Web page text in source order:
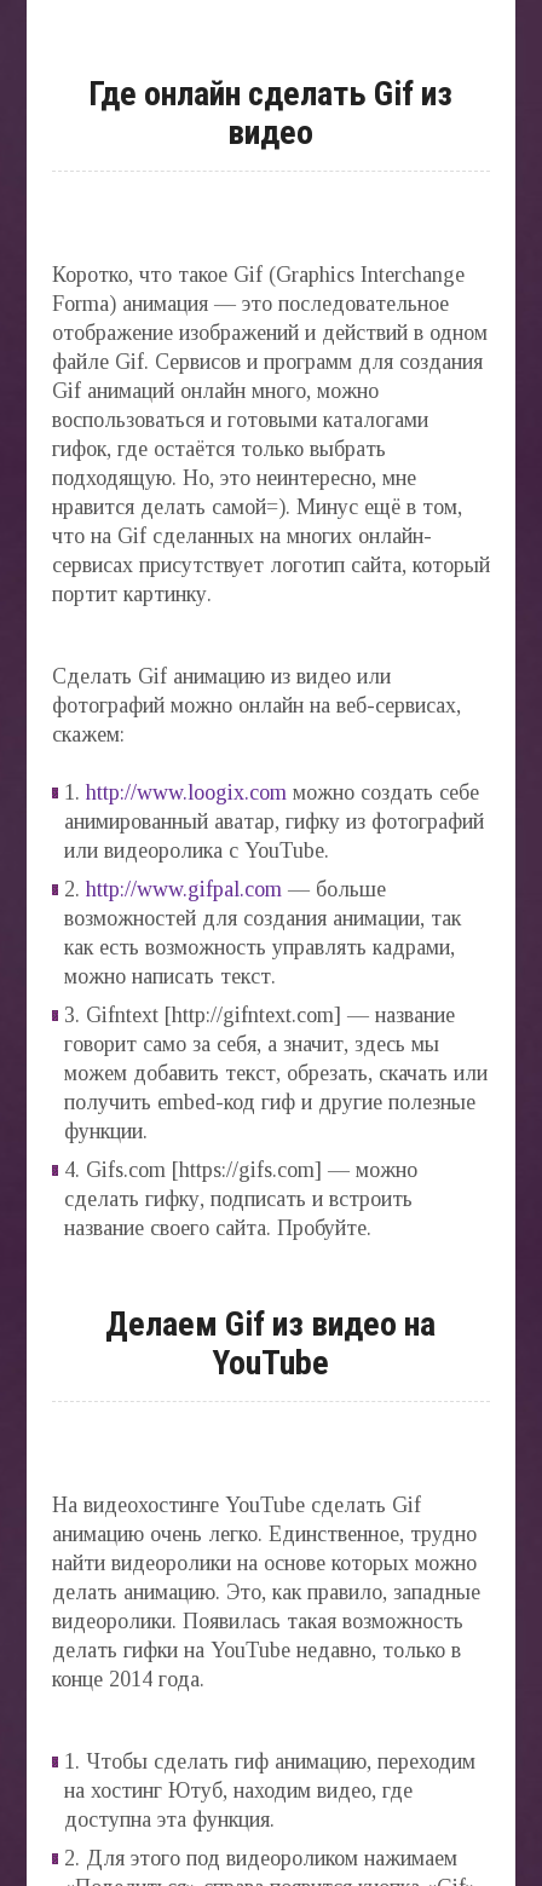
Где онлайн сделать Gif из
видео
Коротко, что такое Gif (Graphics Interchange
Forma) анимация — это последовательное
отображение изображений и действий в одном
файле Gif. Сервисов и программ для создания
Gif анимаций онлайн много, можно
воспользоваться и готовыми каталогами
гифок, где остаётся только выбрать
подходящую. Но, это неинтересно, мне
нравится делать самой=). Минус ещё в том,
что на Gif сделанных на многих онлайн-
сервисах присутствует логотип сайта, который
портит картинку.
Сделать Gif анимацию из видео или
фотографий можно онлайн на веб-сервисах,
скажем:
1. http://www.loogix.com можно создать себе
анимированный аватар, гифку из фотографий
или видеоролика с YouTube.
2. http://www.gifpal.com— больше
возможностей для создания анимации, так
как есть возможность управлять кадрами,
можно написать текст.
3. Gifntext [http://gifntext.com] — название
говорит само за себя, а значит, здесь мы
можем добавить текст, обрезать, скачать или
получить embed-код гиф и другие полезные
функции.
4. Gifs.com [https://gifs.com] — можно
сделать гифку, подписать и встроить
название своего сайта. Пробуйте.
Делаем Gif из видео на
YouTube
На видеохостинге YouTube сделать Gif
анимацию очень легко. Единственное, трудно
найти видеоролики на основе которых можно
делать анимацию. Это, как правило, западные
видеоролики. Появилась такая возможность
делать гифки на YouTube недавно, только в
конце 2014 года.
1. Чтобы сделать гиф анимацию, переходим
на хостинг Ютуб, находим видео, где
доступна эта функция.
2. Для этого под видеороликом нажимаем